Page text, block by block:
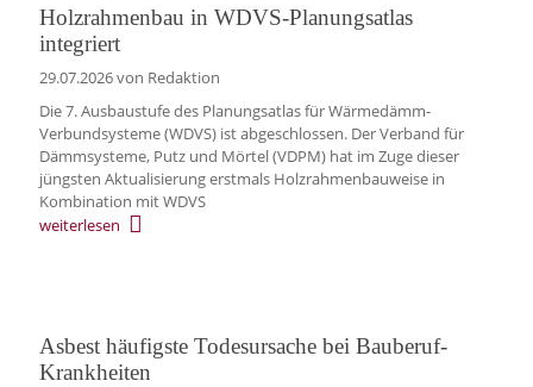
Holzrahmenbau in WDVS-Planungsatlas
integriert
29.07.2026von Redaktion
Die 7. Ausbaustufe des Planungsatlas für Wärmedämm-
Verbundsysteme (WDVS) ist abgeschlossen. Der Verband für
Dämmsysteme, Putz und Mörtel (VDPM) hat im Zuge dieser
jüngsten Aktualisierung erstmals Holzrahmenbauweise in
Kombination mit WDVS
weiterlesen
Asbest häufigste Todesursache bei Bauberuf-
Krankheiten